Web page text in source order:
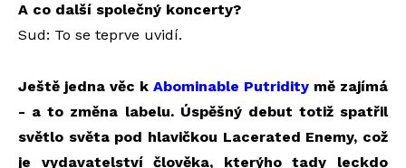
A co další společný koncerty?
Sud: To se teprve uvidí.
Ještě jedna věc k Abominable Putridity mě zajímá
- a to změna labelu. Úspěšný debut totiž spatřil
světlo světa pod hlavičkou Lacerated Enemy, což
je vydavatelství člověka, kterýho tady leckdo